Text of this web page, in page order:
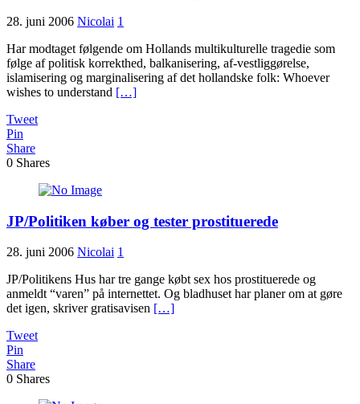
28. juni 2006 Nicolai 1
Har modtaget følgende om Hollands multikulturelle tragedie som
følge af politisk korrekthed, balkanisering, af-vestliggørelse,
islamisering og marginalisering af det hollandske folk: Whoever
wishes to understand […]
Tweet
Pin
Share
0 Shares
JP/Politiken køber og tester prostituerede
28. juni 2006 Nicolai 1
JP/Politikens Hus har tre gange købt sex hos prostituerede og
anmeldt “varen” på internettet. Og bladhuset har planer om at gøre
det igen, skriver gratisavisen […]
Tweet
Pin
Share
0 Shares